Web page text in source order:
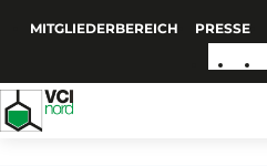
MITGLIEDERBEREICH PRESSE